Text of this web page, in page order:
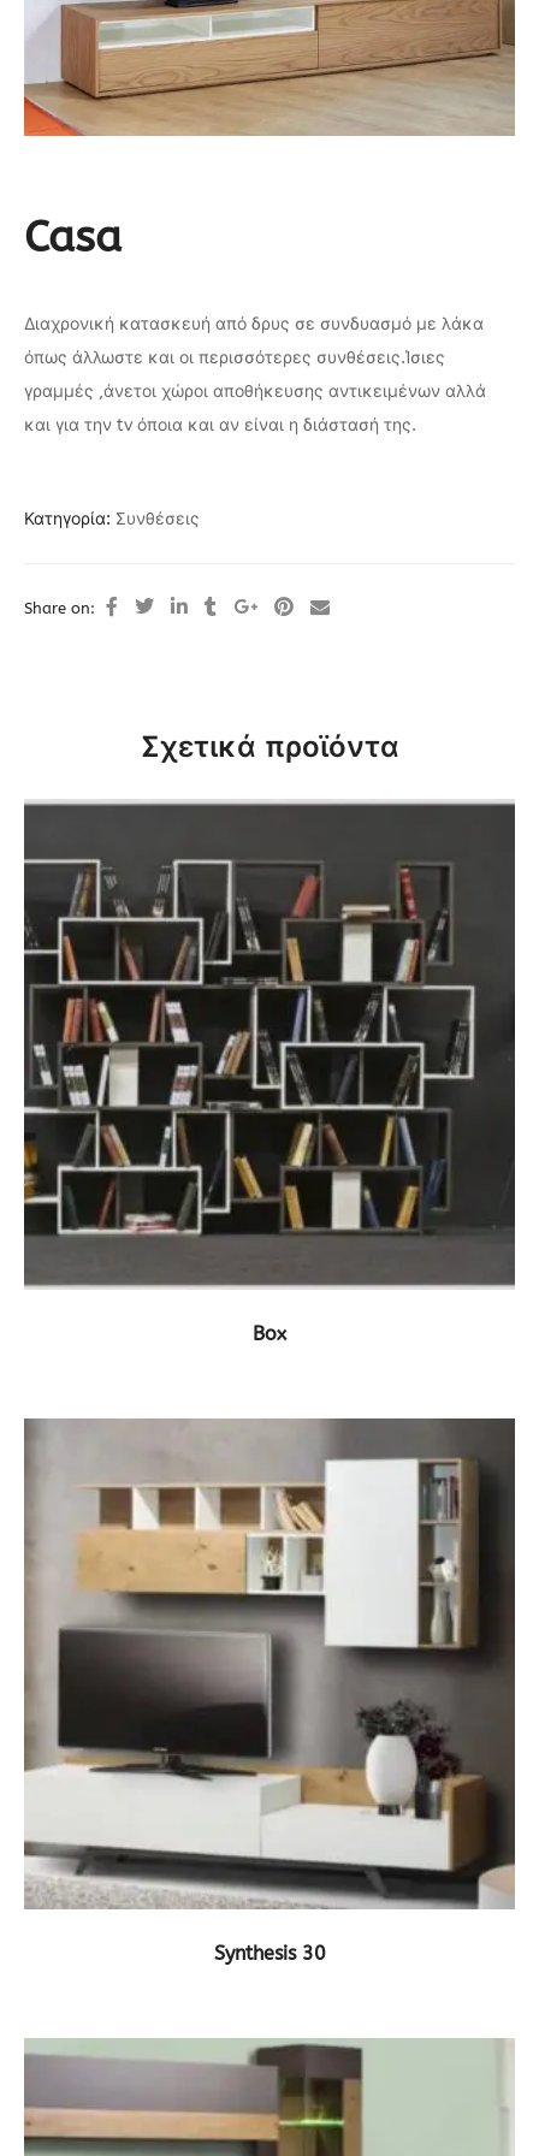
Casa
Διαχρονική κατασκευή από δρυς σε συνδυασμό με λάκα
όπως άλλωστε και οι περισσότερες συνθέσεις.Ίσιες
γραμμές ,άνετοι χώροι αποθήκευσης αντικειμένων αλλά
και για την tv όποια και αν είναι η διάστασή της.
Κατηγορία: Συνθέσεις
Share on:
Σχετικά προϊόντα
ΔΕΙΤΕ ΤΟ ΠΡΟΪΟΝ
Box
ΔΕΙΤΕ ΤΟ ΠΡΟΪΟΝ
Synthesis 30